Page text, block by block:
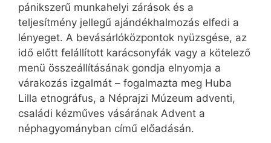
pánikszerű munkahelyi zárások és a
teljesítmény jellegű ajándékhalmozás elfedi a
lényeget. A bevásárlóközpontok nyüzsgése, az
idő előtt felállított karácsonyfák vagy a kötelező
menü összeállításának gondja elnyomja a
várakozás izgalmát – fogalmazta meg Huba
Lilla etnográfus, a Néprajzi Múzeum adventi,
családi kézműves vásárának Advent a
néphagyományban című előadásán.